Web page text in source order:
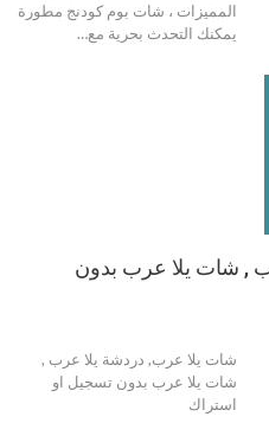
المميزات ، شات بوم كودنج مطورة
يمكنك التحدث بحرية مع…
, شات يلا عرب بدون
شات يلا عرب, دردشة يلا عرب ,
شات يلا عرب بدون تسجيل او
استراك